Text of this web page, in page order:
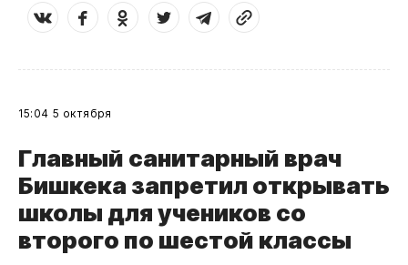
15:04 5 октября
Главный санитарный врач
Бишкека запретил открывать
школы для учеников со
второго по шестой классы